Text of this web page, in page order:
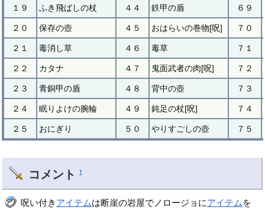
１９ ふき飛ばしの杖 ４４ 鉄甲の盾 ６９
２０ 保存の壺 ４５ おはらいの巻物[呪] ７０
２１ 毒消し草 ４６ 毒草 ７１
２２ カタナ ４７ 鬼面武者の肉[呪] ７２
２３ 青銅甲の盾 ４８ 背中の壺 ７３
２４ 眠りよけの腕輪 ４９ 鈍足の杖[呪] ７４
２５ おにぎり ５０ やりすごしの壺 ７５
コメント †
呪い付き アイテムは断崖の岩屋でノロージョにアイテム を